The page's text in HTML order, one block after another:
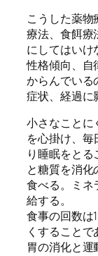
こうした薬
療法、食餌療
にしてはいけ
性格傾向、自
からんでいる
症状、経過に
小さなことに
を心掛け、
り睡眠をと
と糖質を消化
食べる。ミネ
給する。
食事の回数は
くすること
胃の消化と運